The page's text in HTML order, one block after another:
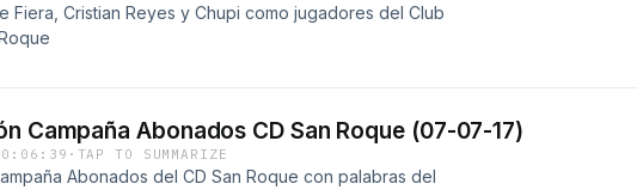
Fiera, Cristian Reyes y Chupi como jugadores del Club
Campaña Abonados CD San Roque (07-07-17)
· TAP TO SUMMARIZE
Abonados del CD San Roque con palabras del